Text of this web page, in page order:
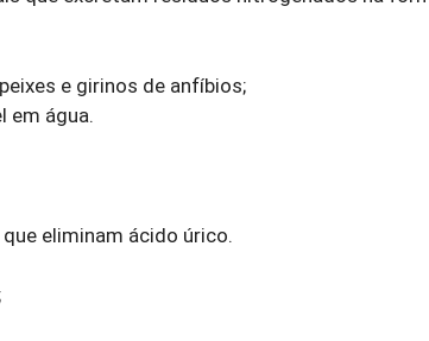
e girinos de anfíbios;
em água.
eliminam ácido úrico.